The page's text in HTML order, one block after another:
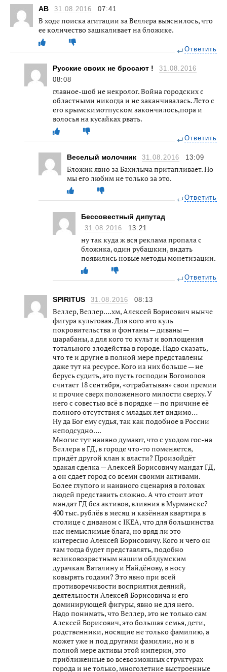
АВ 31.08.2016 07:41
В ходе поиска агитации за Веллера выяснилось, что
ее количество зашкаливает на бложике.
Ответить
Русские своих не бросают !
31.08.2016
08:08
главное-шоб не некролог. Война городских с
областными никогда и не заканчивалась. Лето с
его крымскимотпуском закончилось,пора и
волосья на кусайках рвать.
Ответить
Веселый молочник 31.08.2016 13:09
Бложик явно за Бахилыча притапливает. Но
мы его любим не только за это.
Ответить
Бессовестный дипутад
31.08.2016 13:21
ну так куда ж вся реклама пропала с
бложика, один рубашкин, видать
появились новые методы монетизации.
Ответить
SPIRITUS 31.08.2016 08:13
Веллер, Веллер….хм, Алексей Борисович нынче
фигура культовая. Для кого это куль
покровительства и фонтаны — диваны —
шарабаны, а для кого то культ и воплощения
тотального злодейства в городе. Надо сказать,
что те и другие в полной мере представлены
даже тут на ресурсе. Кого из них больше — не
берусь судить, это пусть господин Богомолов
считает 18 сентября, «отрабатывая» свои премии
и прочие сверх положенного милости сверху. У
него с совестью всё в порядке — по причине её
полного отсутствия с младых лет видимо…
Ну да Бог ему судья, так как подобное в России
неподсудно….
Многие тут наивно думают, что с уходом гос-на
Веллера в ГД, в городе что-то поменяется,
придёт другой клан к власти? Произойдёт
эдакая сделка — Алексей Борисовичу мандат ГД,
а он сдаёт город со всеми своими активами.
Более глупого и наивного сценария в головах
людей представить сложно. А что стоит этот
мандат ГД без активов, влияния в Мурманске?
400 тыс. рублёв в месяц и казённая квартира в
столице с диваном с IKEA, что для большинства
нас немыслимые блага, но вряд ли это
интересно Алексей Борисовичу. Кого и чего он
там тогда будет представлять, подобно
великовозрастным нашим облдумским
дурачкам Ваталину и Найдёнову, в носу
ковырять годами? Это явно при всей
противоречивости восприятия деяний,
деятельности Алексей Борисовича и его
доминирующей фигуры, явно не для него.
Надо понимать, что Веллер, это не только сам
Алексей Борисович, это большая семья, дети,
родственники, носящие не только фамилию, а
может уже и под другими фамилии, но и в
полной мере активы этой империи, это
приближённые во всевозможных структурах
города и не только, многолетние выстроенные